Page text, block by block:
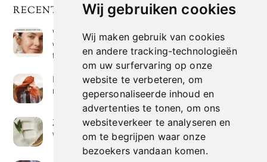
Wij gebruiken cookies
Wij maken gebruik van cookies
en andere tracking-technologieën
om uw surfervaring op onze
website te verbeteren, om
gepersonaliseerde inhoud en
advertenties te tonen, om ons
websiteverkeer te analyseren en
om te begrijpen waar onze
bezoekers vandaan komen.
RECENTE POSTS
Wat is niacinamide? Voordelen, toepassingen en
waarom het overal in huidverzorgingsproducten
te vinden is
Hoe verf je haar op de meest natuurlijke manier
met henna kleuring
Zeep met een hoog vetgehalte: mythe of
werkelijkheid?